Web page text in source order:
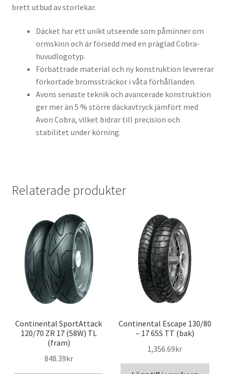
brett utbud av storlekar.
Däcket har ett unikt utseende som påminner om
ormskinn och är försedd med en präglad Cobra-
huvudlogotyp.
Förbättrade material och ny konstruktion levererar
förkortade bromssträckor i våta förhållanden.
Avons senaste teknik och avancerade konstruktion
ger mer än 5 % större däckavtryck jämfört med
Avon Cobra, vilket bidrar till precision och
stabilitet under körning.
Relaterade produkter
Continental SportAttack
120/70 ZR 17 (58W) TL
(fram)
848.39kr
Continental Escape 130/80
– 17 65S TT (bak)
1,356.69kr